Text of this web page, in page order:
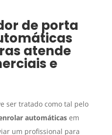
de porta
atende
e
ser tratado como tal pelo
automáticasem
um profissional para